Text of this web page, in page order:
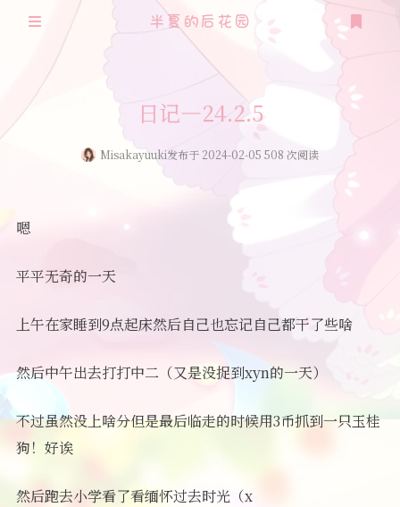
半夏的后花园
日记—24.2.5
Misakayuuki发布于 2024-02-05 508 次阅读
嗯
平平无奇的一天
上午在家睡到9点起床然后自己也忘记自己都干了些啥
然后中午出去打打中二（又是没捉到xyn的一天）
不过虽然没上啥分但是最后临走的时候用3币抓到一只玉桂
狗！好诶
然后跑去小学看了看缅怀过去时光（x